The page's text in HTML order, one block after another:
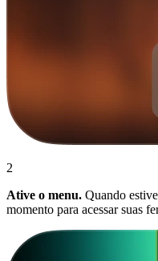
2
Ative o menu. Quando
momento para acessar suas